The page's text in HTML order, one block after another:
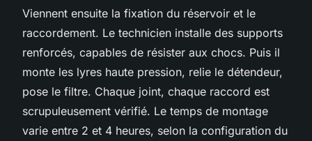
Viennent ensuite la fixation du réservoir et le
raccordement. Le technicien installe des supports
renforcés, capables de résister aux chocs. Puis il
monte les lyres haute pression, relie le détendeur,
pose le filtre. Chaque joint, chaque raccord est
scrupuleusement vérifié. Le temps de montage
varie entre 2 et 4 heures, selon la configuration du